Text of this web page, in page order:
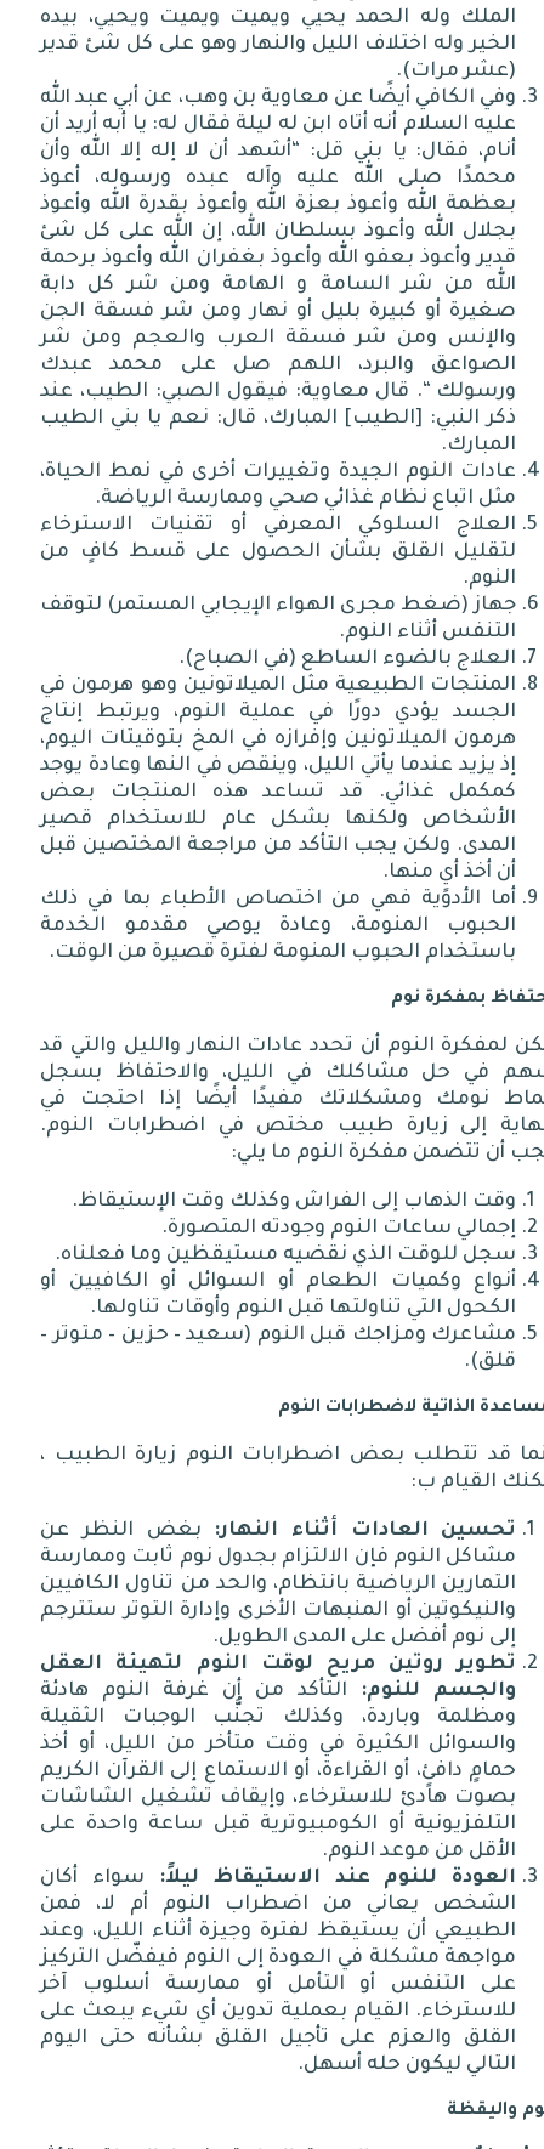
الملك وله الحمد يحيي ويميت ويميت ويحيي، بيده
الخير وله اختلاف الليل والنهار وهو على كل شئ قدير
(عشر مرات).
وفي الكافي أيضًا عن معاوية بن وهب، عن أبي عبد الله
عليه السلام أنه أتاه ابن له ليلة فقال له: يا أبه أريد أن
أنام، فقال: يا بني قل: “أشهد أن لا إله إلا الله وأن
محمدًا صلى الله عليه وآله عبده ورسوله، أعوذ
بعظمة الله وأعوذ بعزة الله وأعوذ بقدرة الله وأعوذ
بجلال الله وأعوذ بسلطان الله، إن الله على كل شئ
قدير وأعوذ بعفو الله وأعوذ بغفران الله وأعوذ برحمة
الله من شر السامة و الهامة ومن شر كل دابة
صغيرة أو كبيرة بليل أو نهار ومن شر فسقة الجن
والإنس ومن شر فسقة العرب والعجم ومن شر
الصواعق والبرد، اللهم صل على محمد عبدك
ورسولك “. قال معاوية: فيقول الصبي: الطيب، عند
ذكر النبي: [الطيب] المبارك، قال: نعم يا بني الطيب
المبارك.
عادات النوم الجيدة وتغييرات أخرى في نمط الحياة،
مثل اتباع نظام غذائي صحي وممارسة الرياضة.
العلاج السلوكي المعرفي أو تقنيات الاسترخاء
لتقليل القلق بشأن الحصول على قسط كافٍ من
النوم.
جهاز (ضغط مجرى الهواء الإيجابي المستمر) لتوقف
التنفس أثناء النوم.
العلاج بالضوء الساطع (في الصباح).
المنتجات الطبيعية مثل الميلاتونين وهو هرمون في
الجسد يؤدي دورًا في عملية النوم، ويرتبط إنتاج
هرمون الميلاتونين وإفرازه في المخ بتوقيتات اليوم،
إذ يزيد عندما يأتي الليل، وينقص في النها وعادة يوجد
كمكمل غذائي. قد تساعد هذه المنتجات بعض
الأشخاص ولكنها بشكل عام للاستخدام قصير
المدى. ولكن يجب التأكد من مراجعة المختصين قبل
أن أخذ أيٍ منها.
أما الأدوية فهي من اختصاص الأطباء بما في ذلك
الحبوب المنومة، وعادة يوصي مقدمو الخدمة
باستخدام الحبوب المنومة لفترة قصيرة من الوقت.
بمفكرة نوم
لمفكرة النوم أن تحدد عادات النهار والليل والتي قد
في حل مشاكلك في الليل، والاحتفاظ بسجل
نومك ومشكلاتك مفيدًا أيضًا إذا احتجت في
إلى زيارة طبيب مختص في اضطرابات النوم.
أن تتضمن مفكرة النوم ما يلي:
وقت الذهاب إلى الفراش وكذلك وقت الإستيقاظ.
إجمالي ساعات النوم وجودته المتصورة.
سجل للوقت الذي نقضيه مستيقظين وما فعلناه.
أنواع وكميات الطعام أو السوائل أو الكافيين أو
الكحول التي تناولتها قبل النوم وأوقات تناولها.
مشاعرك ومزاجك قبل النوم (سعيد – حزين – متوتر –
قلق).
الذاتية لاضطرابات النوم
قد تتطلب بعض اضطرابات النوم زيارة الطبيب ،
القيام ب:
تحسين العادات أثناء النهار:
بغض النظر عن
مشاكل النوم فإن الالتزام بجدول نوم ثابت وممارسة
التمارين الرياضية بانتظام، والحد من تناول الكافيين
والنيكوتين أو المنبهات الأخرى وإدارة التوتر ستترجم
إلى نوم أفضل على المدى الطويل.
تطوير روتين مريح لوقت النوم لتهيئة العقل
والجسم للنوم:
التأكد من أن غرفة النوم هادئة
ومظلمة وباردة، وكذلك تجنُّب الوجبات الثقيلة
والسوائل الكثيرة في وقت متأخر من الليل، أو أخذ
حمامٍ دافئٍ، أو القراءة، أو الاستماع إلى القرآن الكريم
بصوت هادئ للاسترخاء، وإيقاف تشغيل الشاشات
التلفزيونية أو الكومبيوترية قبل ساعة واحدة على
الأقل من موعد النوم.
العودة للنوم عند الاستيقاظ ليلاً:
سواء أكان
الشخص يعاني من اضطراب النوم أم لا، فمن
الطبيعي أن يستيقظ لفترة وجيزة أثناء الليل، وعند
مواجهة مشكلة في العودة إلى النوم فيفضّل التركيز
على التنفس أو التأمل أو ممارسة أسلوب آخر
للاسترخاء. القيام بعملية تدوين أي شيء يبعث على
القلق والعزم على تأجيل القلق بشأنه حتى اليوم
التالي ليكون حله أسهل.
واليقظة